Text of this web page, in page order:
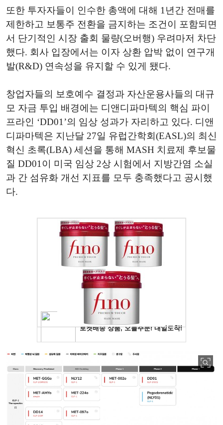
또한 투자자들이 인수한 총액에 대해 1년간 전매를
제한하고 보통주 전환을 금지하는 조건이 포함되면
서 단기적인 시장 출회 물량(오버행) 우려마저 차단
했다. 회사 입장에서는 이자 상환 압박 없이 연구개
발(R&D) 연속성을 유지할 수 있게 됐다.
창업자들의 보호예수 결정과 자산운용사들의 대규
모 자금 투입 배경에는 디앤디파마텍의 핵심 파이
프라인 ‘DD01’의 임상 성과가 자리하고 있다. 디앤
디파마텍은 지난달 27일 유럽간학회(EASL)의 최신
혁신 초록(LBA) 세션을 통해 MASH 치료제 후보물
질 DD01이 미국 임상 2상 시험에서 지방간염 소실
과 간 섬유화 개선 지표를 모두 충족했다고 공시했
다.